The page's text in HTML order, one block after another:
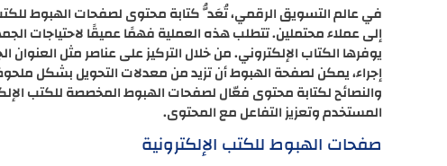
في عالم التسويق الرقمي، تُعَدُّ كتابة محتوى لصفحات الهبوط
إلى عملاء محتملين. تتطلب هذه العملية فهمًا عميقًا لاحتياجات
يوفرها الكتاب الإلكتروني. من خلال التركيز على عناصر مثل العنوان
إجراء، يمكن لصفحة الهبوط أن تزيد من معدلات التحويل بشكل
والنصائح لكتابة محتوى فعّال لصفحات الهبوط المخصصة للكتب
المستخدم وتعزيز التفاعل مع المحتوى.​
صفحات الهبوط للكتب الإلكترونية